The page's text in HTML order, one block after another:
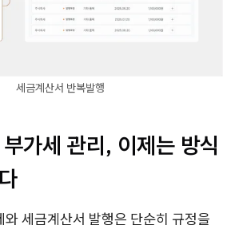
세금계산서 반복발행
가세 관리, 이제는 방식
세금계산서 발행은 단순히 규정을